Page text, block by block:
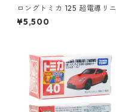
ロングトミカ 125 超電導リニ
ア L0系 #10824619
¥5,500